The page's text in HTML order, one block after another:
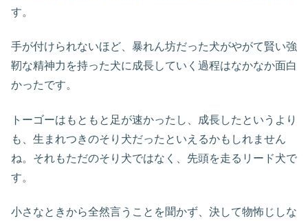
す。
手が付けられないほど、暴れん坊だった犬がやがて賢い強
靭な精神力を持った犬に成長していく過程はなかなか面白
かったです。
トーゴーはもともと足が速かったし、成長したというより
も、生まれつきのそり犬だったといえるかもしれません
ね。それもただのそり犬ではなく、先頭を走るリード犬で
す。
小さなときから全然言うことを聞かず、決して物怖じしな